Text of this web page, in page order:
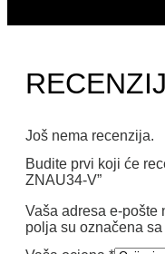
Još nema recenzija.
Budite prvi koji će
ZNAU34-V”
Vaša adresa e-pošte
polja su označena sa